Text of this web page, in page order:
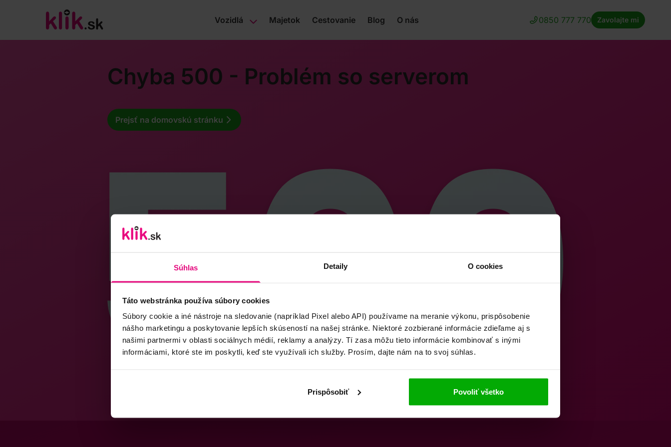
Súhlas Detaily O cookies
Táto webstránka používa súbory cookies
Súbory cookie a iné nástroje na sledovanie (napríklad Pixel alebo API) používame na meranie výkonu, prispôsobenie
nášho marketingu a poskytovanie lepších skúseností na našej stránke. Niektoré zozbierané informácie zdieľame aj s
našimi partnermi v oblasti sociálnych médií, reklamy a analýzy. Tí zasa môžu tieto informácie kombinovať s inými
informáciami, ktoré ste im poskytli, keď ste využívali ich služby. Prosím, dajte nám na to svoj súhlas.
Prispôsobiť Povoliť všetko
Vozidlá Majetok Cestovanie Blog O nás 0850 777 770 Zavolajte mi
Chyba 500 - Problém so serverom
Prejsť na domovskú stránku